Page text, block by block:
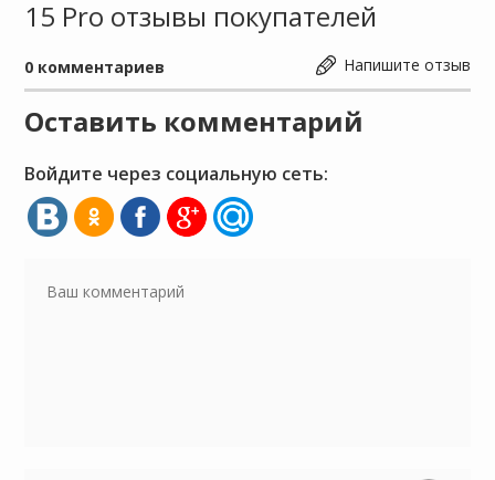
15 Pro отзывы покупателей
Напишите отзыв
0 комментариев
Оставить комментарий
Войдите через социальную сеть: